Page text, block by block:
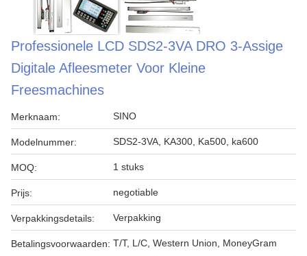
Professionele LCD SDS2-3VA DRO 3-Assige
Digitale Afleesmeter Voor Kleine
Freesmachines
Merknaam: SINO
Modelnummer: SDS2-3VA, KA300, Ka500, ka600
MOQ: 1 stuks
Prijs: negotiable
Verpakkingsdetails: Verpakking
Betalingsvoorwaarden: T/T, L/C, Western Union, MoneyGram